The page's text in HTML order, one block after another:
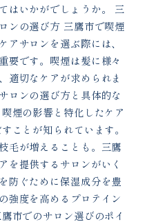
はいかがでしょうか。 三
ンの選び方 三鷹市で喫煙
サロンを選ぶ際には、
要です。喫煙は髪に様々
適切なケアが求められま
ロンの選び方と具体的な
煙の影響と特化したケア
ことが知られています。
毛が増えることも。三鷹
を提供するサロンがいく
防ぐために保湿成分を豊
強度を高めるプロテイン
市でのサロン選びのポイ